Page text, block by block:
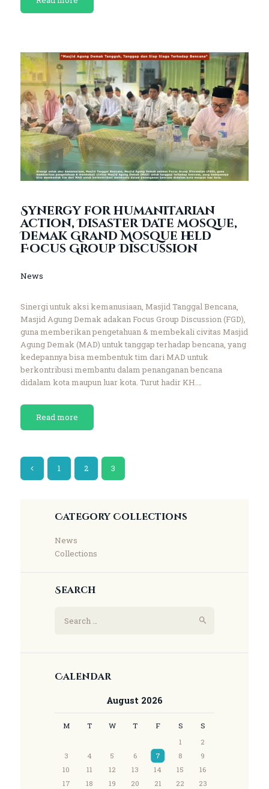
Synergy for humanitarian
action, Disaster Date mosque,
Demak Grand Mosque held
Focus Group Discussion
News
Sinergi untuk aksi kemanusiaan, Masjid Tanggal Bencana,
Masjid Agung Demak adakan Focus Group Discussion (FGD),
guna memberikan pengetahuan & membekali civitas Masjid
Agung Demak (MAD) untuk tanggap terhadap bencana, yang
kedepannya bisa membentuk tim dari MAD untuk
berkontribusi membantu dalam penanganan bencana
didalam kota maupun luar kota. Turut hadir KH.…
Read more
1 2 3
Category Collections
News
Collections
Search
Calendar
August 2026
M T W T F S
S
1
2
3
4 5 6 7 8
9
10
11 12 13 14 15
16
17
18 19 20 21 22
23